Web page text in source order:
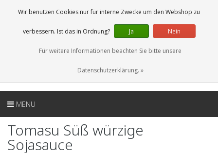
0 Artikel
DE
MENU
Tomasu Süß würzige
Sojasauce
Wir benutzen Cookies nur für interne Zwecke um den Webshop zu
verbessern. Ist das in Ordnung? Ja Nein
Für weitere Informationen beachten Sie bitte unsere
Datenschutzerklärung. »